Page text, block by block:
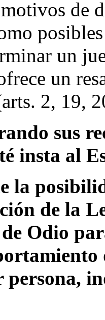
de
un
un
2, 19,
sus
insta al
la
de la
Odio